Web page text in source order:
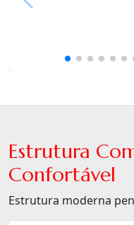
Estrutura
Confortável
Estrutura moderna